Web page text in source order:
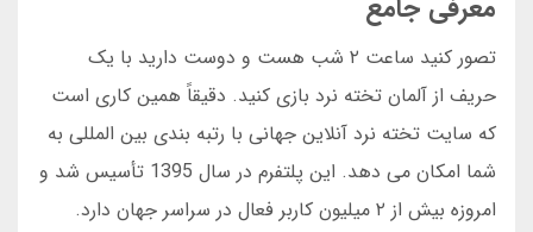
معرفی جامع
تصور کنید ساعت ۲ شب هست و دوست دارید با یک
حریف از آلمان تخته نرد بازی کنید. دقیقاً همین کاری است
که سایت تخته نرد آنلاین جهانی با رتبه بندی بین المللی به
شما امکان می دهد. این پلتفرم در سال 1395 تأسیس شد و
امروزه بیش از ۲ میلیون کاربر فعال در سراسر جهان دارد.